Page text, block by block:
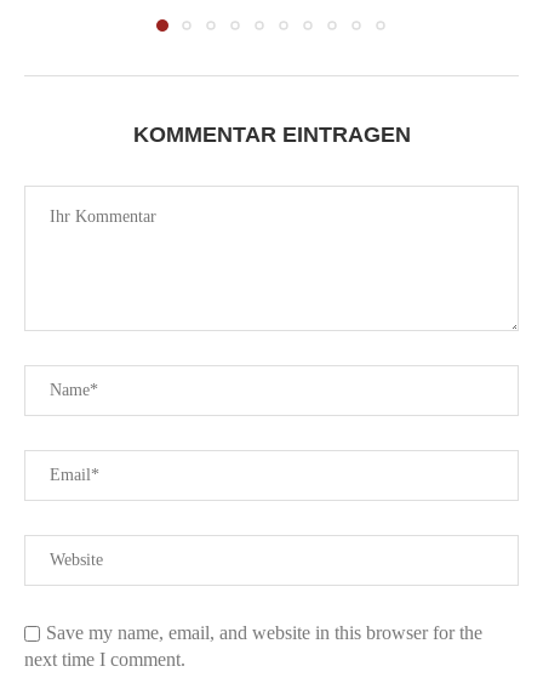
KOMMENTAR EINTRAGEN
Save my name, email, and website in this browser for the
next time I comment.